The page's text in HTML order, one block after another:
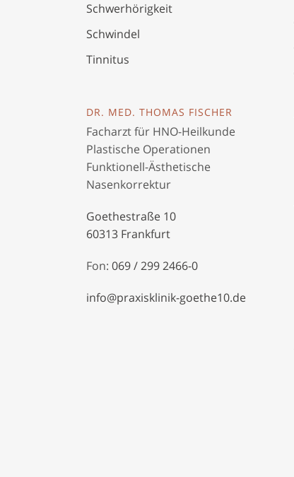
Schwerhörigkeit
Schwindel
Tinnitus
DR. MED. THOMAS FISCHER
Facharzt für HNO-Heilkunde
Plastische Operationen
Funktionell-Ästhetische
Nasenkorrektur
Goethestraße 10
60313 Frankfurt
Fon: 069 / 299 2466-0
info@praxisklinik-goethe10.de